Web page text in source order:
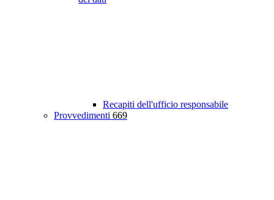
Recapiti dell'ufficio responsabile
Provvedimenti 669